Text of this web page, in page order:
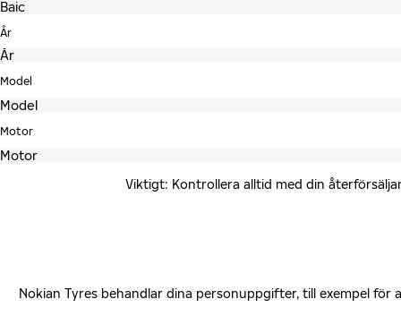
År
Model
Motor
Viktigt: Kontrollera alltid med din
Nokian Tyres behandlar dina personuppgifter, till exempel